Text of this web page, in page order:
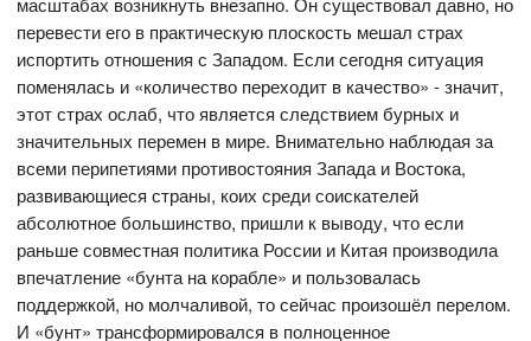
перевести его в практическую плоскость мешал страх
испортить отношения с Западом. Если сегодня ситуация
поменялась и «количество переходит в качество» - значит,
этот страх ослаб, что является следствием бурных и
значительных перемен в мире. Внимательно наблюдая за
всеми перипетиями противостояния Запада и Востока,
развивающиеся страны, коих среди соискателей
абсолютное большинство, пришли к выводу, что если
раньше совместная политика России и Китая производила
впечатление «бунта на корабле» и пользовалась
поддержкой, но молчаливой, то сейчас произошёл перелом.
И «бунт» трансформировался в полноценное